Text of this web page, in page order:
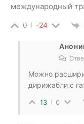
международный
0 -24
Можно
дирижабли с
13 0